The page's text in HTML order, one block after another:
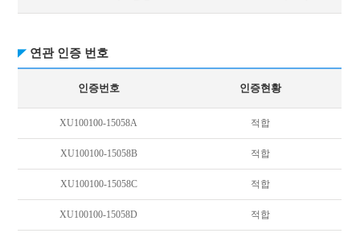
연관 인증 번호
인증번호 인증현황
XU100100-15058A 적합
XU100100-15058B 적합
XU100100-15058C 적합
XU100100-15058D 적합